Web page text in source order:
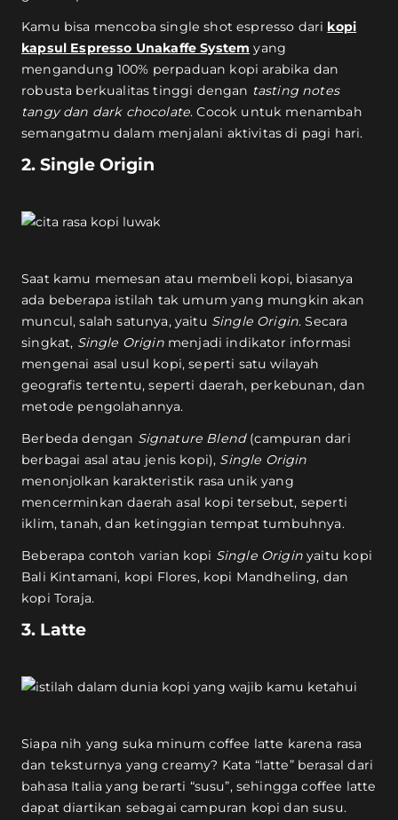
Kamu bisa mencoba single shot espresso dari kopi
kapsul Espresso Unakaffe System yang
mengandung 100% perpaduan kopi arabika dan
robusta berkualitas tinggi dengan tasting notes
tangy dan dark chocolate. Cocok untuk menambah
semangatmu dalam menjalani aktivitas di pagi hari.
2. Single Origin
Saat kamu memesan atau membeli kopi, biasanya
ada beberapa istilah tak umum yang mungkin akan
muncul, salah satunya, yaitu Single Origin. Secara
singkat, Single Originmenjadi indikator informasi
mengenai asal usul kopi, seperti satu wilayah
geografis tertentu, seperti daerah, perkebunan, dan
metode pengolahannya.
Berbeda dengan Signature Blend(campuran dari
berbagai asal atau jenis kopi), Single Origin
menonjolkan karakteristik rasa unik yang
mencerminkan daerah asal kopi tersebut, seperti
iklim, tanah, dan ketinggian tempat tumbuhnya.
Beberapa contoh varian kopi Single Originyaitu kopi
Bali Kintamani, kopi Flores, kopi Mandheling, dan
kopi Toraja.
3. Latte
Siapa nih yang suka minum coffee latte karena rasa
dan teksturnya yang creamy? Kata “latte” berasal dari
bahasa Italia yang berarti “susu”, sehingga coffee latte
dapat diartikan sebagai campuran kopi dan susu.